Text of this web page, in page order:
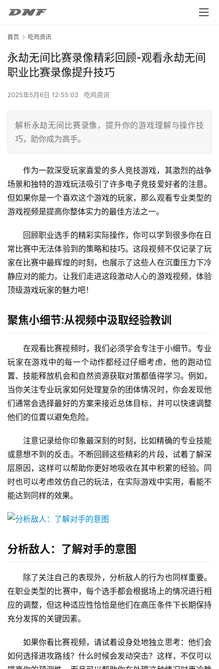
首页 吃鸡资讯
永劫无间比赛录像精彩回顾-观看永劫无间
职业比赛录像提升技巧
2025年5月6日 12:55:03 吃鸡资讯
解析永劫无间比赛录像，提升你的游戏理解与操作技
巧，助你成为高手。
作为一款深受玩家喜爱的多人竞技游戏，其激烈的战争
场景和独特的游戏玩法吸引了许多电子竞技爱好者的注意。
但如果你是一个喜欢这个游戏的玩家，那么观看专业类型的
游戏视频是提高你整体实力的最佳方法之一。
回顾职业选手的精彩实际操作，你可以学到很多你在日
常比赛中无法体验到的策略和技巧。这段视频不仅记录了玩
家在比赛中最辉煌的时刻，也展示了这些人在沉重压力下冷
静应对的能力。让我们走进这段激动人心的游戏视频，体验
顶级游戏玩家的魅力吧！
聚焦小细节:从视频中汲取经验教训
在观看比赛视频时，我们必须学会专注于小细节。专业
玩家在游戏中的每一个动作都经过仔细考虑，他的跑动位
置、技能释放机会和自然资源获取对策都值得学习。例如，
当你关注专业玩家如何处理复杂的团体情况时，你会发现他
们通常会选择最好的方案来接近总体目标，并可以快速调整
他们的位置以避免危险。
注意记录给你印象最深刻的时刻，比如精确的专业技能
或意想不到的反击。不断回顾这些精彩的片段，试着了解深
层原因，这样可以帮助你更好地吸收在其中积累的经验。同
时也可以考虑效仿自己的玩法，在实际游戏中实用，看能不
能达到同样的效果。
分析敌人：了解对手的意图
除了关注自己的表现外，分析敌人的行为也同样重要。
在职业类型的比赛中，每个选手都会根据场上的情况进行相
应的调整，但这种适应性恰恰是他们在高压条件下长期保持
充分发挥的关键因素。
如果你看比赛视频，请试着设身处地独立思考：他们会
如何选择进攻路线？什么时候会发动突击？这样，不仅可以